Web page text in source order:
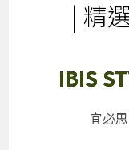
| 精
IBIS
宜必